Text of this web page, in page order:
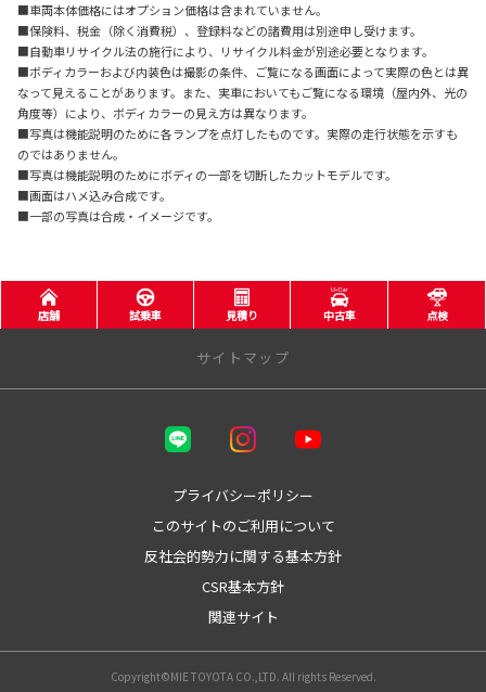
■車両本体価格にはオプション価格は含まれていません。
■保険料、税金（除く消費税）、登録料などの諸費用は別途申し受けます。
■自動車リサイクル法の施行により、リサイクル料金が別途必要となります。
■ボディカラーおよび内装色は撮影の条件、ご覧になる画面によって実際の色とは異
なって見えることがあります。また、実車においてもご覧になる環境（屋内外、光の
角度等）により、ボディカラーの見え方は異なります。
■写真は機能説明のために各ランプを点灯したものです。実際の走行状態を示すも
のではありません。
■写真は機能説明のためにボディの一部を切断したカットモデルです。
■画面はハメ込み合成です。
■一部の写真は合成・イメージです。
店舗 試乗車 見積り 中古車 点検
サイトマップ
三重トヨタ自動車株式会社
プライバシーポリシー
このサイトのご利用について
反社会的勢力に関する基本方針
CSR基本方針
関連サイト
Copyright©MIE TOYOTA CO.,LTD. All rights Reserved.